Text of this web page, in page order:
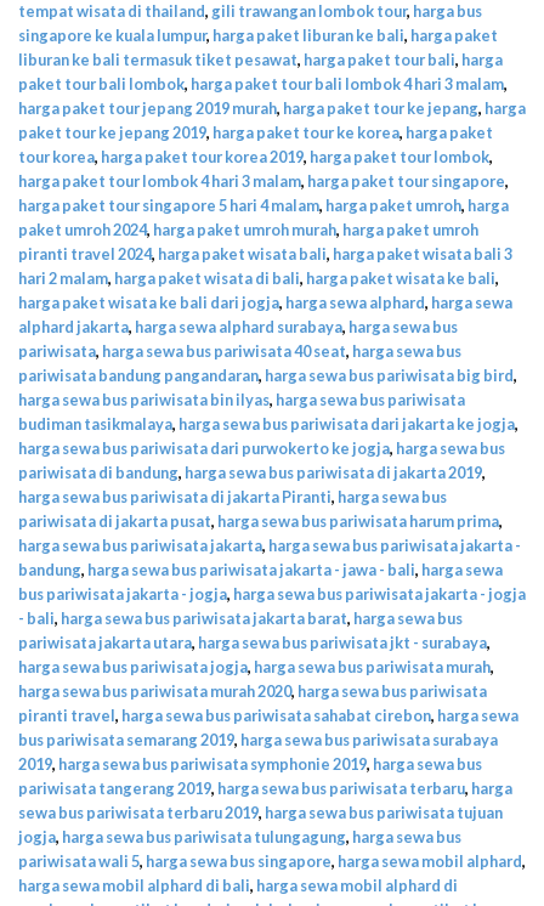
tempat wisata di thailand,gili trawangan lombok tour, harga bus
singapore ke kuala lumpur, harga paket liburan ke bali, harga paket
liburan ke bali termasuk tiket pesawat, harga paket tour bali, harga
paket tour bali lombok, harga paket tour bali lombok 4 hari 3 malam,
harga paket tour jepang 2019 murah, harga paket tour ke jepang, harga
paket tour ke jepang 2019, harga paket tour ke korea, harga paket
tour korea, harga paket tour korea 2019, harga paket tour lombok,
harga paket tour lombok 4 hari 3 malam, harga paket tour singapore,
harga paket tour singapore 5 hari 4 malam, harga paket umroh, harga
paket umroh 2024, harga paket umroh murah, harga paket umroh
piranti travel 2024, harga paket wisata bali, harga paket wisata bali 3
hari 2 malam, harga paket wisata di bali, harga paket wisata ke bali,
harga paket wisata ke bali dari jogja, harga sewa alphard, harga sewa
alphard jakarta, harga sewa alphard surabaya, harga sewa bus
pariwisata, harga sewa bus pariwisata 40 seat, harga sewa bus
pariwisata bandung pangandaran, harga sewa bus pariwisata big bird,
harga sewa bus pariwisata bin ilyas, harga sewa bus pariwisata
budiman tasikmalaya, harga sewa bus pariwisata dari jakarta ke jogja,
harga sewa bus pariwisata dari purwokerto ke jogja, harga sewa bus
pariwisata di bandung, harga sewa bus pariwisata di jakarta 2019,
harga sewa bus pariwisata di jakarta Piranti, harga sewa bus
pariwisata di jakarta pusat, harga sewa bus pariwisata harum prima,
harga sewa bus pariwisata jakarta, harga sewa bus pariwisata jakarta -
bandung, harga sewa bus pariwisata jakarta - jawa - bali, harga sewa
bus pariwisata jakarta - jogja, harga sewa bus pariwisata jakarta - jogja
- bali, harga sewa bus pariwisata jakarta barat, harga sewa bus
pariwisata jakarta utara, harga sewa bus pariwisata jkt - surabaya,
harga sewa bus pariwisata jogja, harga sewa bus pariwisata murah,
harga sewa bus pariwisata murah 2020, harga sewa bus pariwisata
piranti travel, harga sewa bus pariwisata sahabat cirebon, harga sewa
bus pariwisata semarang 2019, harga sewa bus pariwisata surabaya
2019, harga sewa bus pariwisata symphonie 2019, harga sewa bus
pariwisata tangerang 2019, harga sewa bus pariwisata terbaru, harga
sewa bus pariwisata terbaru 2019, harga sewa bus pariwisata tujuan
jogja, harga sewa bus pariwisata tulungagung, harga sewa bus
pariwisata wali 5, harga sewa bus singapore, harga sewa mobil alphard,
harga sewa mobil alphard di bali, harga sewa mobil alphard di